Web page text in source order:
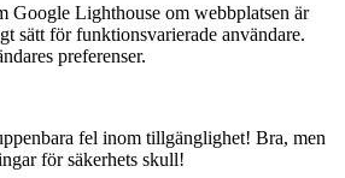
Google Lighthouse om webbplatsen är
sätt för funktionsvarierade användare.
preferenser.
fel inom tillgänglighet! Bra, men
för säkerhets skull!